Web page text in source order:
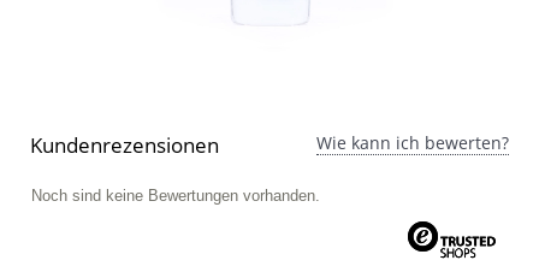
Kundenrezensionen Wie kann ich bewerten?
Noch sind keine Bewertungen vorhanden.